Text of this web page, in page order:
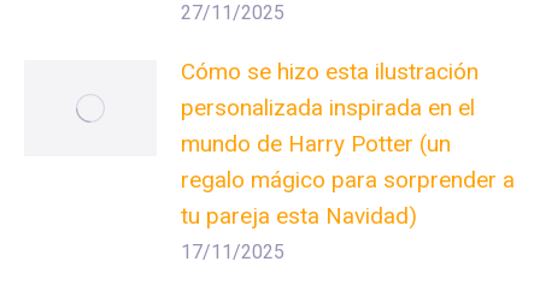
27/11/2025
Cómo se hizo esta ilustración
personalizada inspirada en el
mundo de Harry Potter (un
regalo mágico para sorprender a
tu pareja esta Navidad)
17/11/2025